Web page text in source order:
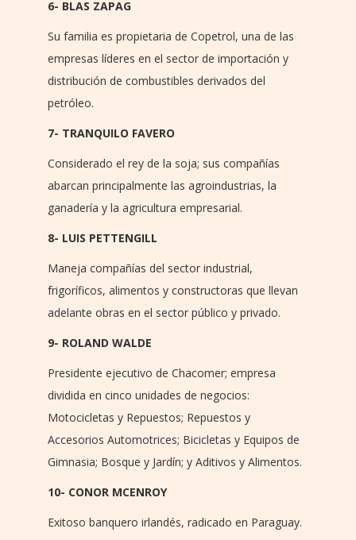
6- BLAS ZAPAG
Su familia es propietaria de Copetrol, una de las
empresas líderes en el sector de importación y
distribución de combustibles derivados del
petróleo.
7- TRANQUILO FAVERO
Considerado el rey de la soja; sus compañías
abarcan principalmente las agroindustrias, la
ganadería y la agricultura empresarial.
8- LUIS PETTENGILL
Maneja compañías del sector industrial,
frigoríficos, alimentos y constructoras que llevan
adelante obras en el sector público y privado.
9- ROLAND WALDE
Presidente ejecutivo de Chacomer; empresa
dividida en cinco unidades de negocios:
Motocicletas y Repuestos; Repuestos y
Accesorios Automotrices; Bicicletas y Equipos de
Gimnasia; Bosque y Jardín; y Aditivos y Alimentos.
10- CONOR MCENROY
Exitoso banquero irlandés, radicado en Paraguay.